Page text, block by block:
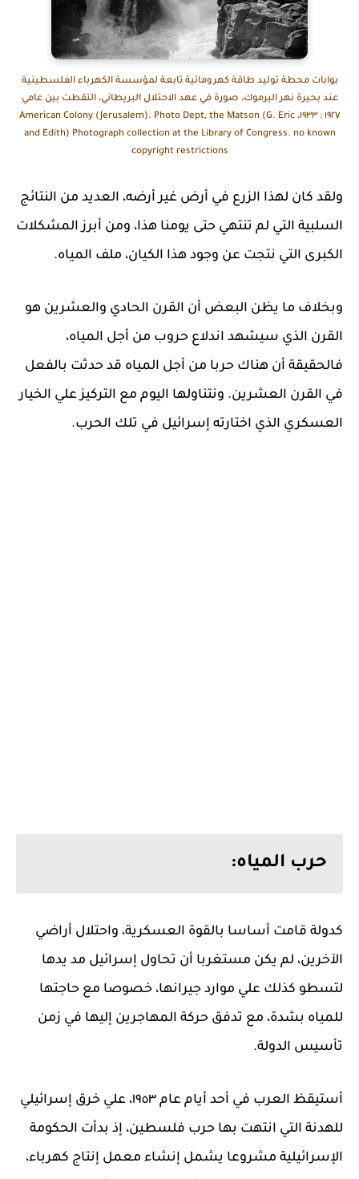
بوابات محطة توليد طاقة كهرومائية تابعة لمؤسسة الكهرباء الفلسطينية
عند بحيرة نهر اليرموك، صورة في عهد الاحتلال البريطاني، التقطت بين عامي
١٩٢٧ : ١٩٣٣، American Colony (Jerusalem). Photo Dept, the Matson (G. Eric
and Edith) Photograph collection at the Library of Congress. ​no known
copyright restrictions
ولقد كان لهذا الزرع في أرض غير أرضه، العديد من النتائج
السلبية التي لم تنتهي حتى يومنا هذا، ومن أبرز المشكلات
الكبرى التي نتجت عن وجود هذا الكيان، ملف المياه.
وبخلاف ما يظن البعض أن القرن الحادي والعشرين هو
القرن الذي سيشهد اندلاع حروب من أجل المياه،
فالحقيقة أن هناك حربا من أجل المياه قد حدثت بالفعل
في القرن العشرين. ونتناولها اليوم مع التركيز علي الخيار
العسكري الذي اختارته إسرائيل في تلك الحرب.
حرب المياه:
كدولة قامت أساسا بالقوة العسكرية، واحتلال أراضي
الآخرين، لم يكن مستغربا أن تحاول إسرائيل مد يدها
لتسطو كذلك علي موارد جيرانها، خصوصا مع حاجتها
للمياه بشدة، مع تدفق حركة المهاجرين إليها في زمن
تأسيس الدولة.
أستيقظ العرب في أحد أيام عام ١٩٥٣، علي خرق إسرائيلي
للهدنة التي انتهت بها حرب فلسطين، إذ بدأت الحكومة
الإسرائيلية مشروعا يشمل إنشاء معمل إنتاج كهرباء،